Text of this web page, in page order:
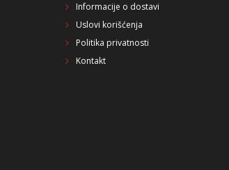
Informacije o dostavi
Uslovi korišćenja
Politika privatnosti
Kontakt